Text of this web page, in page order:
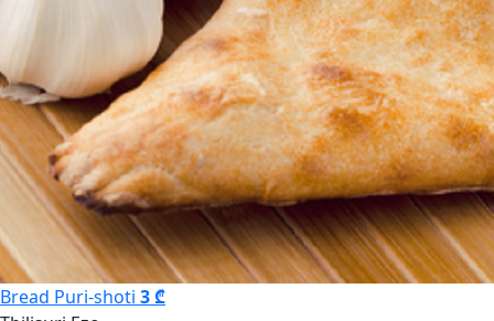
Bread Puri-shoti 3 ₾